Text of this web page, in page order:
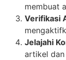
membuat
Verifikasi
Jelajahi
artikel dan